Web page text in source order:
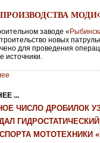
заводе «
новых
для проведения
источники.
...
ЧИСЛО ДРОБИЛОК
МОТОТЕХНИКИ